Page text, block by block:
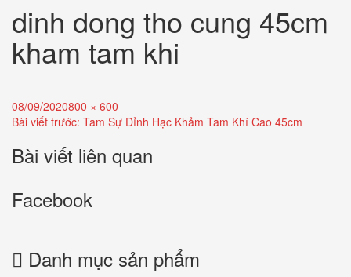
dinh dong tho cung 45cm
kham tam khi
Đăng
ngày:
08/09/2020Full
size
800 × 600
Điều
hướng
viết
Bài viết trước: Tam Sự Đỉnh Hạc Khảm Tam Khí Cao 45cm
Bài viết liên quan
Facebook
Danh mục sản phẩm